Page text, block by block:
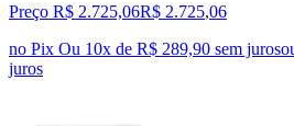
Preço R$ 2.725,06R$ 2.725,06
no Pix Ou 10x de R$ 289,90 sem juros
juros